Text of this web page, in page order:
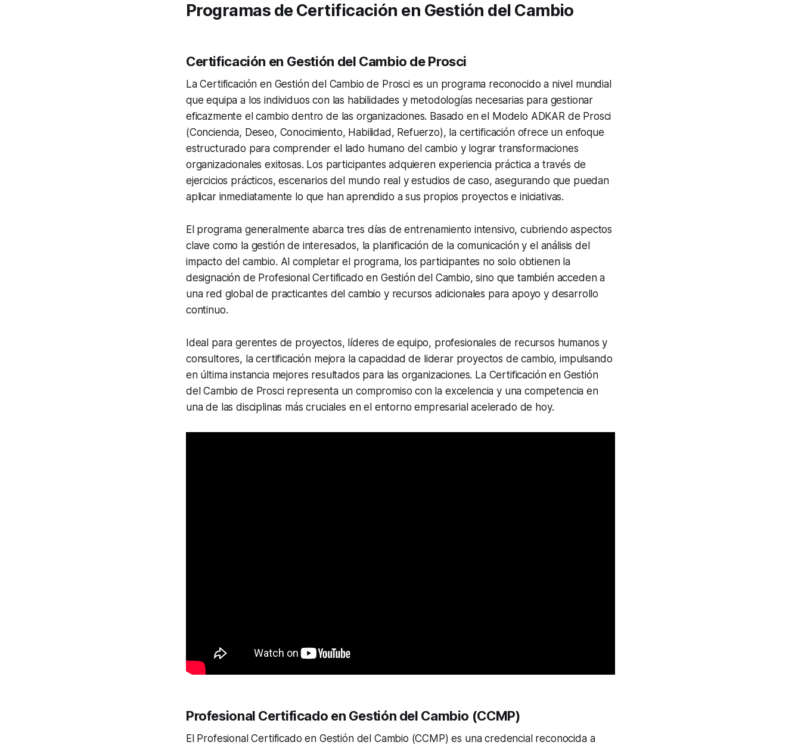
Programas de Certificación en Gestión del Cambio
Certificación en Gestión del Cambio de Prosci
La Certificación en Gestión del Cambio de Prosci es un programa reconocido a nivel mundial
que equipa a los individuos con las habilidades y metodologías necesarias para gestionar
eficazmente el cambio dentro de las organizaciones. Basado en el Modelo ADKAR de Prosci
(Conciencia, Deseo, Conocimiento, Habilidad, Refuerzo), la certificación ofrece un enfoque
estructurado para comprender el lado humano del cambio y lograr transformaciones
organizacionales exitosas. Los participantes adquieren experiencia práctica a través de
ejercicios prácticos, escenarios del mundo real y estudios de caso, asegurando que puedan
aplicar inmediatamente lo que han aprendido a sus propios proyectos e iniciativas.
El programa generalmente abarca tres días de entrenamiento intensivo, cubriendo aspectos
clave como la gestión de interesados, la planificación de la comunicación y el análisis del
impacto del cambio. Al completar el programa, los participantes no solo obtienen la
designación de Profesional Certificado en Gestión del Cambio, sino que también acceden a
una red global de practicantes del cambio y recursos adicionales para apoyo y desarrollo
continuo.
Ideal para gerentes de proyectos, líderes de equipo, profesionales de recursos humanos y
consultores, la certificación mejora la capacidad de liderar proyectos de cambio, impulsando
en última instancia mejores resultados para las organizaciones. La Certificación en Gestión
del Cambio de Prosci representa un compromiso con la excelencia y una competencia en
una de las disciplinas más cruciales en el entorno empresarial acelerado de hoy.
Profesional Certificado en Gestión del Cambio (CCMP)
El Profesional Certificado en Gestión del Cambio (CCMP) es una credencial reconocida a